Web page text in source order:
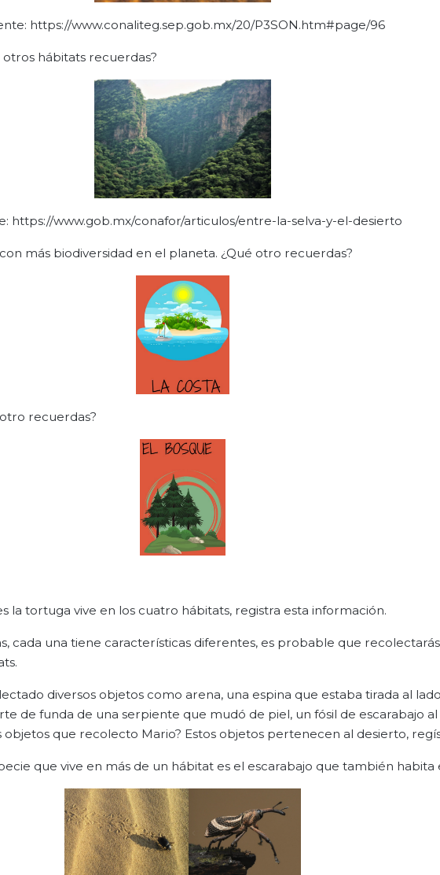
https://www.conaliteg.sep.gob.mx/20/P3SON.htm#page/96
otros hábitats recuerdas?
https://www.gob.mx/conafor/articulos/entre-la-selva-y-el-desierto
más biodiversidad en el planeta. ¿Qué otro recuerdas?
recuerdas?
la tortuga vive en los cuatro hábitats, registra esta información.
cada una tiene características diferentes, es probable que
diversos objetos como arena, una espina que estaba tirada al
de funda de una serpiente que mudó de piel, un fósil de escarabajo
que recolecto Mario? Estos objetos pertenecen al desierto,
que vive en más de un hábitat es el escarabajo que también habita